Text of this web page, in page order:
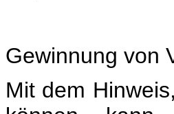
Gewinnung von
Mit dem